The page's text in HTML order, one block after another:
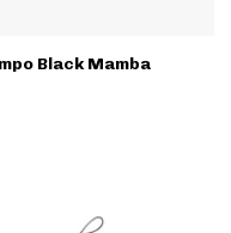
Black Mamba